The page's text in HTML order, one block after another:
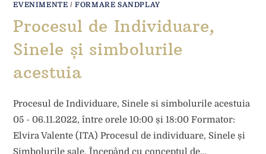
EVENIMENTE /FORMARE SANDPLAY
Procesul de Individuare,
Sinele și simbolurile
acestuia
Procesul de Individuare, Sinele si simbolurile acestuia
05 - 06.11.2022, între orele 10:00 și 18:00 Formator:
Elvira Valente (ITA) Procesul de individuare, Sinele și